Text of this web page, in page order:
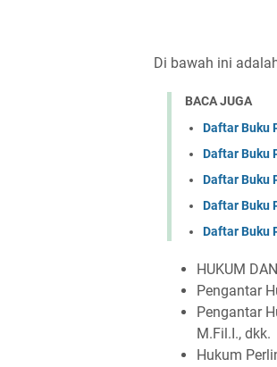
Di bawah ini
BACA JUGA
Daftar Buku
Daftar Buku
Daftar Buku
Daftar Buku
Daftar Buku
HUKUM
Pengantar
Pengantar
M.Fil.I., dkk.
Hukum